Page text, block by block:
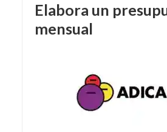
Elabora un
mensual